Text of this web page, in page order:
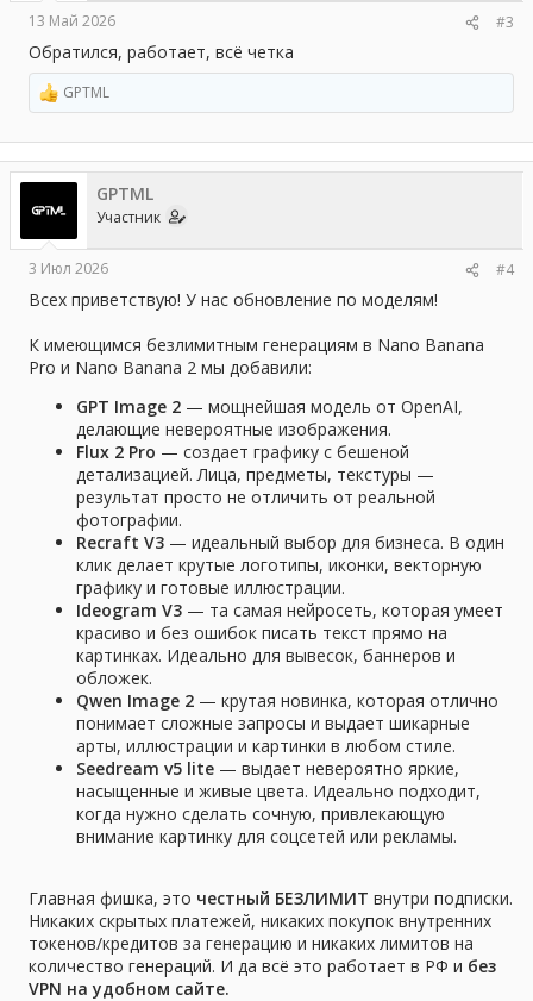
13 Май 2026 #3
Обратился, работает, всё четка
Р
е
а
к
ц
и
GPTML
GPTML
Участник
3 Июл 2026 #4
Всех приветствую! У нас обновление по моделям!
К имеющимся безлимитным генерациям в Nano Banana
Pro и Nano Banana 2 мы добавили:
GPT Image 2 — мощнейшая модель от OpenAI,
делающие невероятные изображения.
Flux 2 Pro — создает графику с бешеной
детализацией. Лица, предметы, текстуры —
результат просто не отличить от реальной
фотографии.
Recraft V3 — идеальный выбор для бизнеса. В один
клик делает крутые логотипы, иконки, векторную
графику и готовые иллюстрации.
Ideogram V3 — та самая нейросеть, которая умеет
красиво и без ошибок писать текст прямо на
картинках. Идеально для вывесок, баннеров и
обложек.
Qwen Image 2 — крутая новинка, которая отлично
понимает сложные запросы и выдает шикарные
арты, иллюстрации и картинки в любом стиле.
Seedream v5 lite — выдает невероятно яркие,
насыщенные и живые цвета. Идеально подходит,
когда нужно сделать сочную, привлекающую
внимание картинку для соцсетей или рекламы.
Главная фишка, это честный БЕЗЛИМИТ внутри подписки.
Никаких скрытых платежей, никаких покупок внутренних
токенов/кредитов за генерацию и никаких лимитов на
количество генераций. И да всё это работает в РФ и без
VPN на удобном сайте.